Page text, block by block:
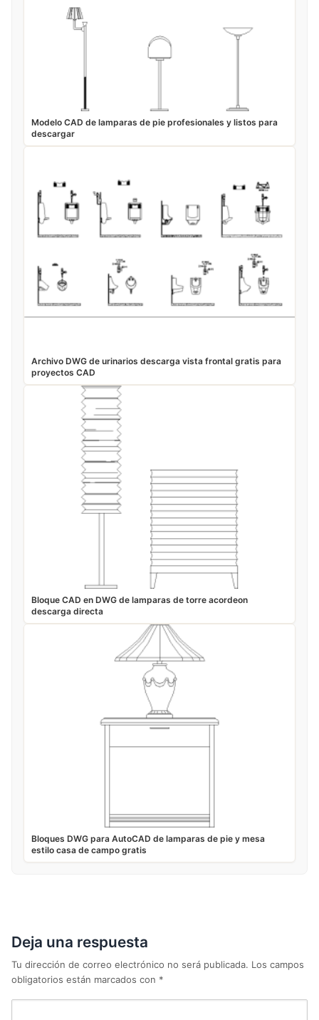
Modelo CAD de lamparas de pie profesionales y listos para
descargar
Archivo DWG de urinarios descarga vista frontal gratis para
proyectos CAD
Bloque CAD en DWG de lamparas de torre acordeon
descarga directa
Bloques DWG para AutoCAD de lamparas de pie y mesa
estilo casa de campo gratis
Deja una respuesta
Tu dirección de correo electrónico no será publicada. Los campos
obligatorios están marcados con *